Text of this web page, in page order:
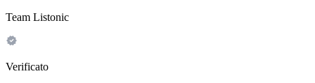
Team Listonic
Verificato